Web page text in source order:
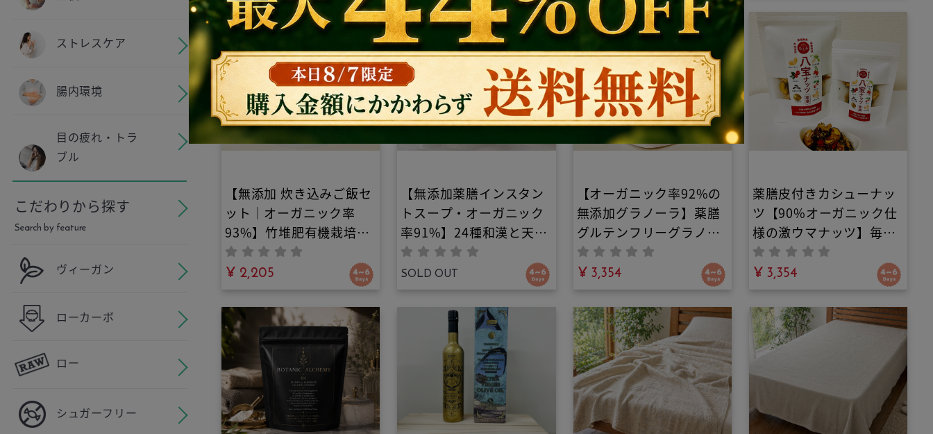
ストレスケア
腸内環境
目の疲れ・トラ
ブル
こだわりから探す
Search by feature
ヴィーガン
ローカーボ
ロー
シュガーフリー
もも安心。毛穴汚れを強
力吸着しワントーン明る
い透明肌へ導く、家族3世
代で使える究極の全身ケ
ア
特許の電解水｜疲労困憊
の夜も、20分浸かるだけ
で翌朝が驚くほど軽くな
る、知る人ぞ知る秘伝の
入浴法
が育む究極の生命エネル
ギー。酸度0.10%の鮮度
と圧倒的な抗酸化力
トとラベンダー×フラン
キンセンスの精油が夜の
バスタブを「タスクを忘
れるあなただけの究極の
15分」へ。本来の自分に
還る時間を今。
【無添加 炊き込みご飯セ
ット｜オーガニック率
93%】竹堆肥有機栽培米
と24種和漢の極み養生炊
き込み御膳キット｜最高
のご褒美御膳を自宅で！
広島産分水嶺米と中医薬
膳師厳選の和漢素材が融
合。ヴィーガン・五葷フ
リーで手軽に温活を叶え
る食養生
¥ 2,205
【無添加薬膳インスタン
トスープ・オーガニック
率91%】24種和漢と天日
干し野菜のオーガニック
養生春雨ヴィーガンスー
プ｜お湯を注ぐだけで本
格薬膳！プチ朝食・夜食
に。広島県産野菜天日干
し。五葷フリー・化学調
味料不使用
SOLD OUT
【オーガニック率92%の
無添加グラノーラ】薬膳
グルテンフリーグラノー
ラ｜罪悪感のないプチ朝
食に。お口でほろほろ解
ける贅沢な和漢おやつ。
白砂糖不使用・羅漢果の
優しい甘みで罪悪感ゼ
ロ！
¥ 3,354
薬膳皮付きカシューナッ
ツ【90%オーガニック仕
様の激ウマナッツ】毎日
一粒で心身を調える！白
砂糖不使用・羅漢果と甜
菜糖で甘さ控えめ。無添
加・ヴィーガン対応で美
容と健康を支える有機肥
料栽培の究極の薬膳おや
¥ 3,354